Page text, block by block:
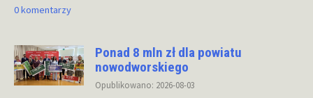
0 komentarzy
Ponad 8 mln zł dla powiatu
nowodworskiego
Opublikowano: 2026-08-03